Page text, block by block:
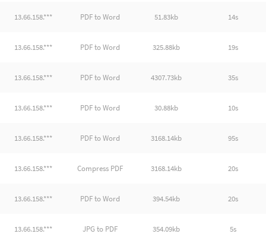
13.66.158.*** PDF to Word 51.83kb 14s
13.66.158.*** PDF to Word 325.88kb 19s
13.66.158.*** PDF to Word 4307.73kb 35s
13.66.158.*** PDF to Word 30.88kb 10s
13.66.158.*** PDF to Word 3168.14kb 95s
13.66.158.*** Compress PDF 3168.14kb 20s
13.66.158.*** PDF to Word 394.54kb 20s
13.66.158.*** JPG to PDF 354.09kb 5s